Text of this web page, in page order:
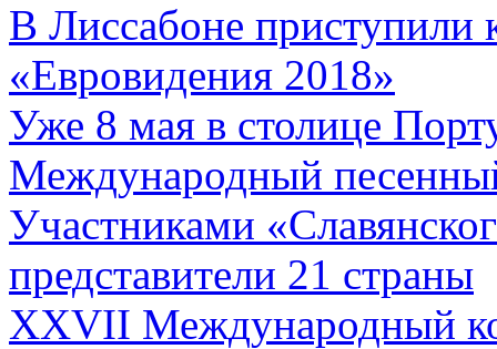
В Лиссабоне приступили
«Евровидения 2018»
Уже 8 мая в столице
Международный
Участниками
представители 21 страны
XXVII Международный